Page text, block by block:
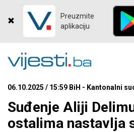
Preuzmite
aplikaciju
06.10.2025 / 15:59 BiH - Kantonalni
Suđenje Aliji
ostalima nastavlja